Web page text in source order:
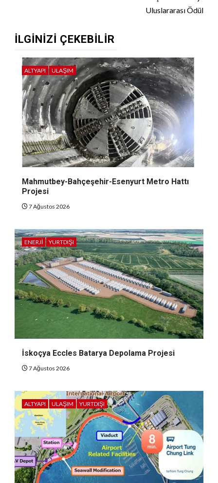
Uluslararası Ödül
İLGINIZI ÇEKEBILIR
ALTYAPI ULAŞIM
Mahmutbey-Bahçeşehir-Esenyurt Metro Hattı
Projesi
7 Ağustos 2026
ENERJI YURTDIŞI
İskoçya Eccles Batarya Depolama Projesi
7 Ağustos 2026
ALTYAPI ULAŞIM YURTDIŞI